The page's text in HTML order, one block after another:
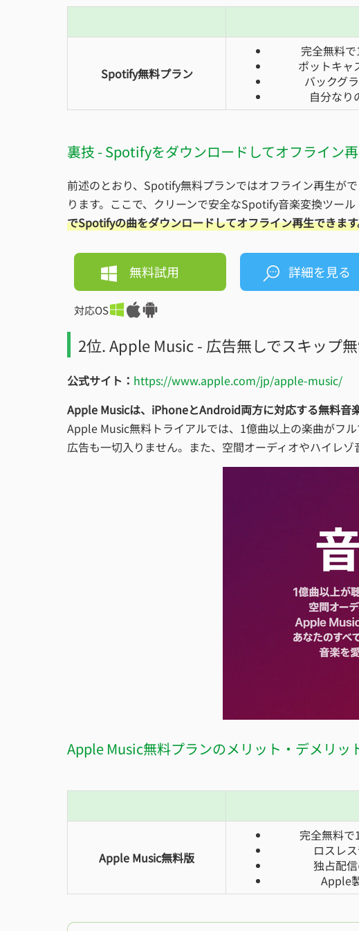
Spotify無料プラン
完全無料で
ポットキャ
バックグ
自分なり
裏技 - Spotifyをダウンロードしてオフライン再
前述のとおり、Spotify無料プランではオフライン再生が
ります。ここで、クリーンで安全なSpotify音楽変換ツール
でSpotifyの曲をダウンロードしてオフライン再生できま
無料試用 詳細を見る
対応OS
2位. Apple Music - 広告無しでスキップ
公式サイト： https://www.apple.com/jp/apple-music/
Apple Musicは、iPhoneとAndroid両方に対応する無料音
Apple Music無料トライアルでは、1億曲以上の楽曲がフ
広告も一切入りません。また、空間オーディオやハイレ
Apple Music無料プランのメリット・デメリッ
Apple Music無料版
完全無料で
ロスレ
独占配
Apple